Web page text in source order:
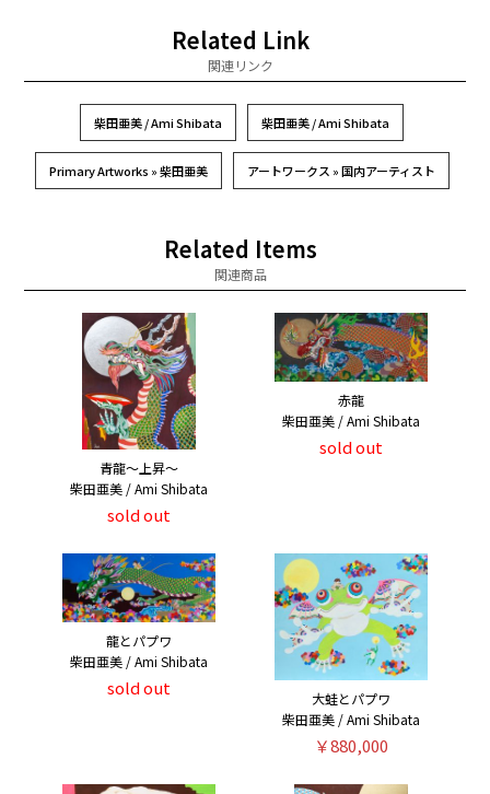
Related Link
関連リンク
柴田亜美 / Ami Shibata 柴田亜美 / Ami Shibata
Primary Artworks » 柴田亜美 アートワークス » 国内アーティスト
Related Items
関連商品
青龍〜上昇〜
柴田亜美 / Ami Shibata
sold out
赤龍
柴田亜美 / Ami Shibata
sold out
龍とパプワ
柴田亜美 / Ami Shibata
sold out
大蛙とパプワ
柴田亜美 / Ami Shibata
￥880,000